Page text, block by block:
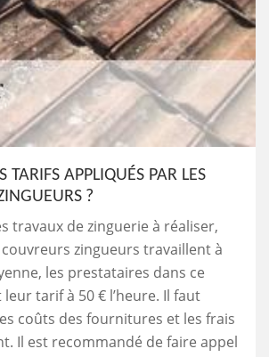
TARIFS APPLIQUÉS PAR LES
?
travaux de zinguerie à réaliser,
couvreurs zingueurs travaillent à
les prestataires dans ce
tarif à 50 € l’heure. Il faut
coûts des fournitures et les frais
Il est recommandé de faire appel